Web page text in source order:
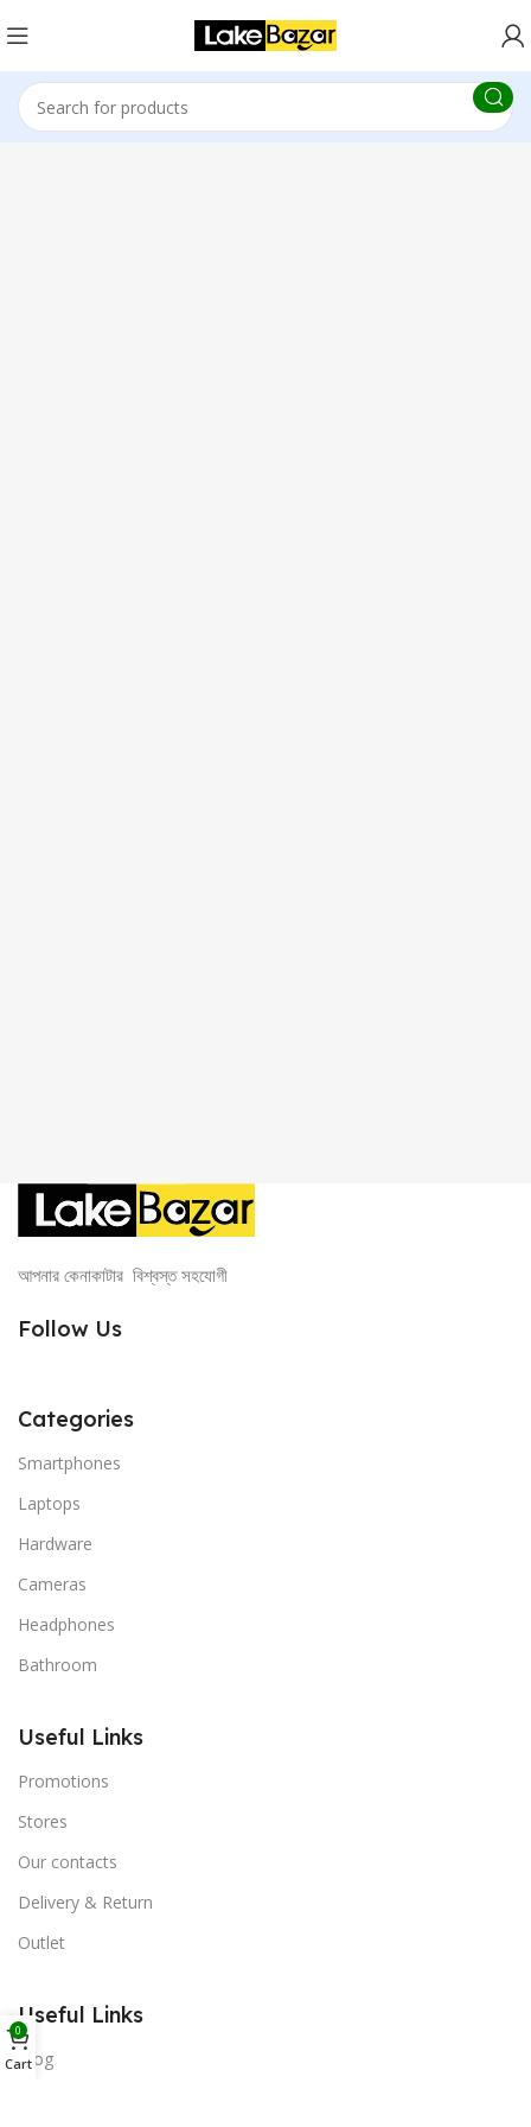
আপনার কেনাকাটার বিশ্বস্ত সহযোগী
Follow Us
Categories
Smartphones
Laptops
Hardware
Cameras
Headphones
Bathroom
Useful Links
Promotions
Stores
Our contacts
Delivery & Return
Outlet
Useful Links
Blog
0
Cart